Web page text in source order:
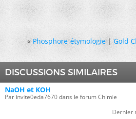
« Phosphore-étymologie|Gold
DISCUSSIONS SIMILAIRES
NaOH et KOH
Par invite0eda7670 dans le forum Chimie
Dernier